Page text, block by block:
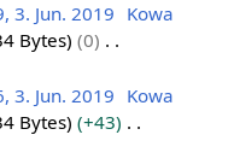
3. Jun. 2019
Kowa
Bytes
0
3. Jun. 2019
Kowa
Bytes
+43